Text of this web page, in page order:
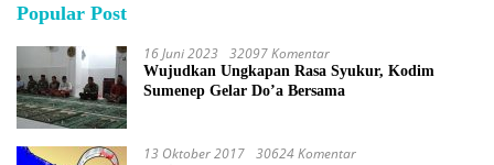
Popular Post
16 Juni 2023 32097 Komentar
Wujudkan Ungkapan Rasa Syukur, Kodim
Sumenep Gelar Do’a Bersama
13 Oktober 2017 30624 Komentar